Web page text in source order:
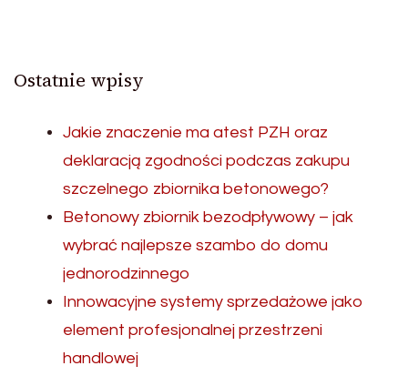
Ostatnie wpisy
Jakie znaczenie ma atest PZH oraz
deklaracją zgodności podczas zakupu
szczelnego zbiornika betonowego?
Betonowy zbiornik bezodpływowy – jak
wybrać najlepsze szambo do domu
jednorodzinnego
Innowacyjne systemy sprzedażowe jako
element profesjonalnej przestrzeni
handlowej